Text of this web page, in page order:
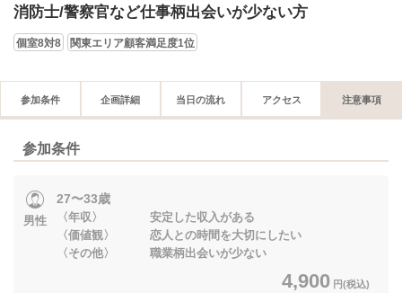
消防士/警察官など仕事柄出会いが少ない方
個室8対8 関東エリア顧客満足度1位
参加条件 企画詳細 当日の流れ アクセス 注意事項
参加条件
男性
27〜33歳
〈年収〉 安定した収入がある
〈価値観〉 恋人との時間を大切にしたい
〈その他〉 職業柄出会いが少ない
4,900 円(税込)